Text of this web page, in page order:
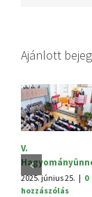
Ajánlott
V.
2025. június 25. | 0
hozzászólás